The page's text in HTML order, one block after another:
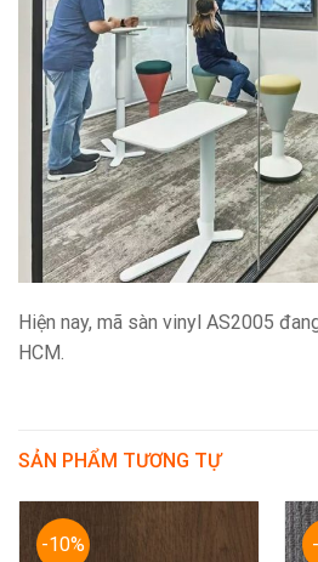
Hiện nay, mã sàn vinyl AS2005
HCM.
SẢN PHẨM TƯƠNG TỰ
-10%